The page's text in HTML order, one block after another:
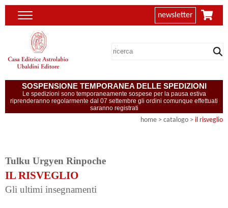
newsletter
SOSPENSIONE TEMPORANEA DELLE SPEDIZIONI
Le spedizioni sono temporaneamente sospese per la pausa estiva
riprenderanno regolarmente dal 07 settembre gli ordini comunque effettuati
saranno registrati
home > catalogo > il risveglio
Tulku Urgyen Rinpoche
IL RISVEGLIO
Gli ultimi insegnamenti